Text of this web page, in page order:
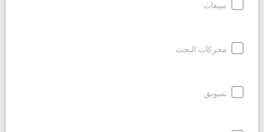
مبيعات
محركات البحث
تسويق